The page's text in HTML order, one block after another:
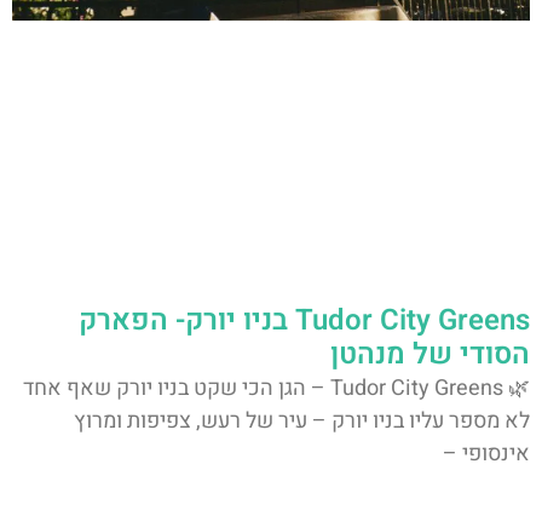
Tudor City Greens בניו יורק- הפארק
הסודי של מנהטן
🌿 Tudor City Greens – הגן הכי שקט בניו יורק שאף אחד
לא מספר עליו בניו יורק – עיר של רעש, צפיפות ומרוץ
אינסופי –